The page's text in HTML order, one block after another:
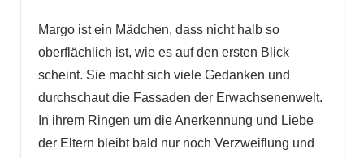
Margo ist ein Mädchen, dass nicht halb so
oberflächlich ist, wie es auf den ersten Blick
scheint. Sie macht sich viele Gedanken und
durchschaut die Fassaden der Erwachsenenwelt.
In ihrem Ringen um die Anerkennung und Liebe
der Eltern bleibt bald nur noch Verzweiflung und